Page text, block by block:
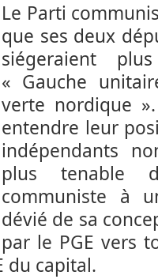
Le Parti
que ses deux
siégeraient
« Gauche
verte nordique
entendre leur
indépendants
plus tenable
communiste à
dévié de sa
par le PGE vers
du capital.